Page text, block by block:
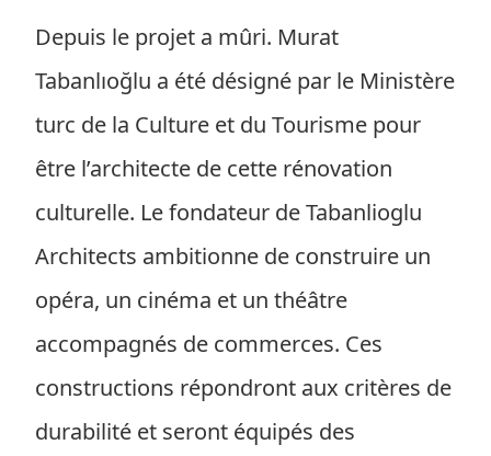
Depuis le projet a mûri. Murat
Tabanlıoğlu a été désigné par le Ministère
turc de la Culture et du Tourisme pour
être l’architecte de cette rénovation
culturelle. Le fondateur de Tabanlioglu
Architects ambitionne de construire un
opéra, un cinéma et un théâtre
accompagnés de commerces. Ces
constructions répondront aux critères de
durabilité et seront équipés des